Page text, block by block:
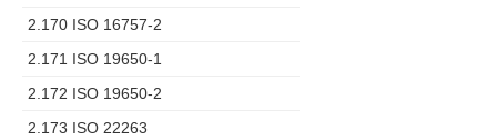
2.170 ISO 16757-2
2.171 ISO 19650-1
2.172 ISO 19650-2
2.173 ISO 22263